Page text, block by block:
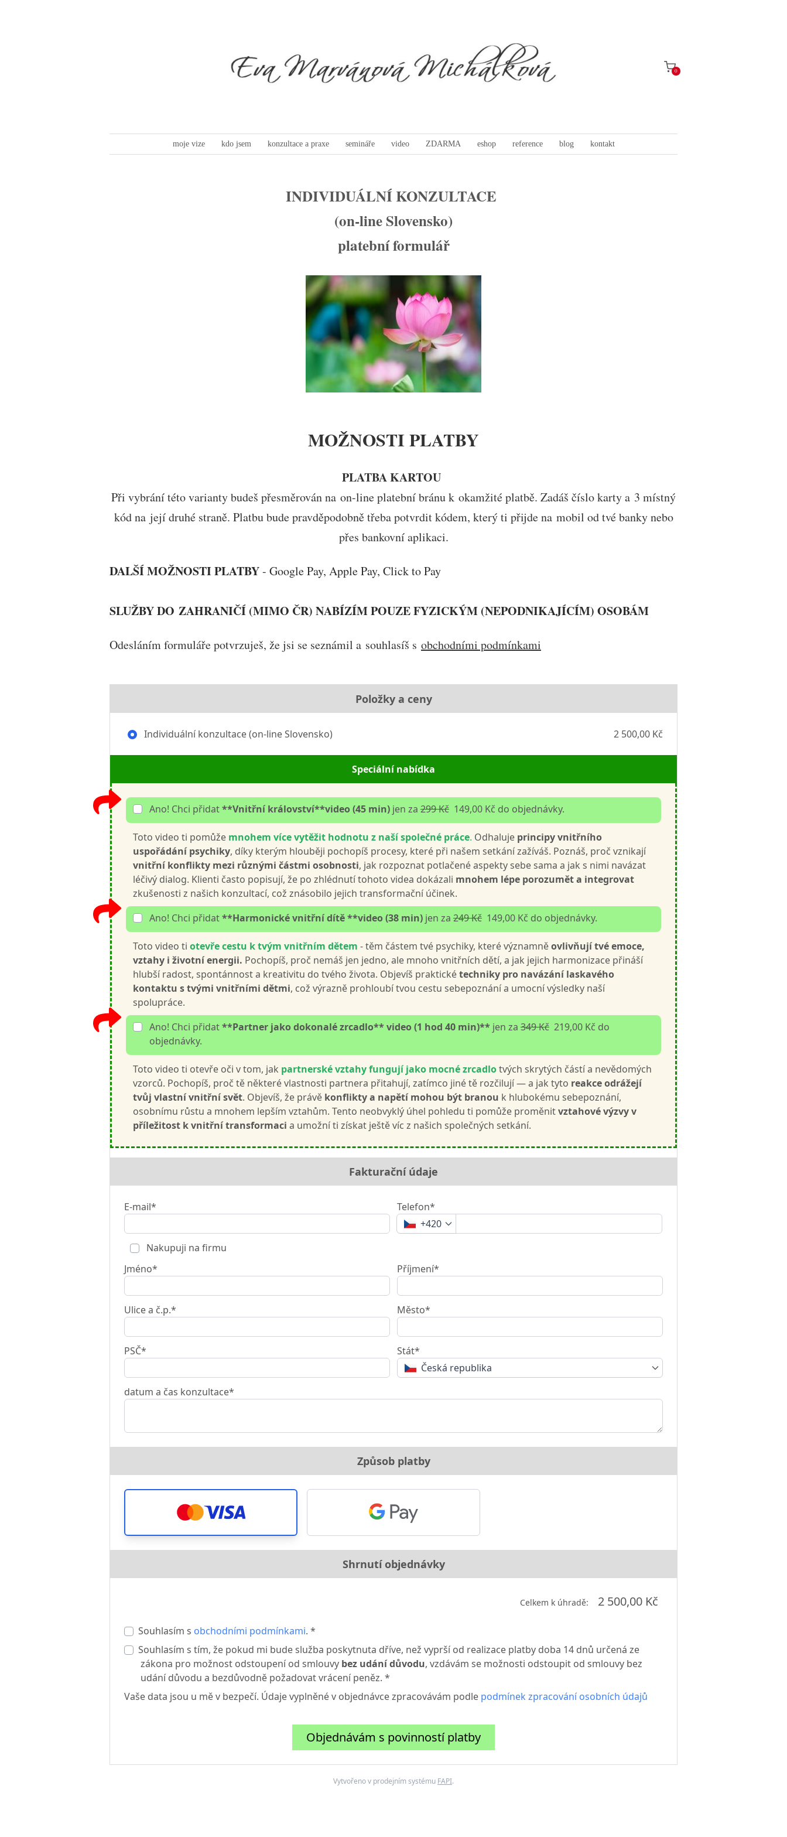
0
moje vize kdo jsem konzultace a praxe semináře video ZDARMA eshop reference blog kontakt
INDIVIDUÁLNÍ KONZULTACE
(on-line Slovensko)
platební formulář
MOŽNOSTI PLATBY
PLATBA KARTOU
Při vybrání této varianty budeš přesměrován na on-line platební bránu k okamžité platbě. Zadáš číslo karty a 3 místný
kód na její druhé straně. Platbu bude pravděpodobně třeba potvrdit kódem, který ti přijde na mobil od tvé banky nebo
přes bankovní aplikaci.
DALŠÍ MOŽNOSTI PLATBY- Google Pay, Apple Pay, Click to Pay
SLUŽBY DO ZAHRANIČÍ (MIMO ČR) NABÍZÍM POUZE FYZICKÝM (NEPODNIKAJÍCÍM) OSOBÁM
Odesláním formuláře potvrzuješ, že jsi se seznámil a souhlasíš s obchodními podmínkami
Položky a ceny
Individuální konzultace (on-line Slovensko) 2 500,00 Kč
Speciální nabídka
Ano! Chci přidat**Vnitřní království**video (45 min) jen za 299 Kč 149,00 Kč do objednávky.
Toto video ti pomůže mnohem více vytěžit hodnotu z naší společné práce. Odhaluje principy vnitřního
uspořádání psychiky, díky kterým hlouběji pochopíš procesy, které při našem setkání zažíváš. Poznáš, proč vznikají
vnitřní konflikty mezi různými částmi osobnosti, jak rozpoznat potlačené aspekty sebe sama a jak s nimi navázat
léčivý dialog. Klienti často popisují, že po zhlédnutí tohoto videa dokázali mnohem lépe porozumět a integrovat
zkušenosti z našich konzultací, což znásobilo jejich transformační účinek.
Ano! Chci přidat**Harmonické vnitřní dítě **video (38 min) jen za 249 Kč 149,00 Kč do objednávky.
Toto video ti otevře cestu k tvým vnitřním dětem - těm částem tvé psychiky, které významněovlivňují tvé emoce,
vztahy i životní energii. Pochopíš, proč nemáš jen jedno, ale mnoho vnitřních dětí, a jak jejich harmonizace přináší
hlubší radost, spontánnost a kreativitu do tvého života. Objevíš praktickétechniky pro navázání laskavého
kontaktu s tvými vnitřními dětmi, což výrazně prohloubí tvou cestu sebepoznání a umocní výsledky naší
spolupráce.
Ano! Chci přidat**Partner jako dokonalé zrcadlo** video (1 hod 40 min)** jen za 349 Kč 219,00 Kč do
objednávky.
Toto video ti otevře oči v tom, jak partnerské vztahy fungují jako mocné zrcadlotvých skrytých částí a nevědomých
vzorců. Pochopíš, proč tě některé vlastnosti partnera přitahují, zatímco jiné tě rozčilují — a jak tyto reakce odrážejí
tvůj vlastní vnitřní svět. Objevíš, že právě konflikty a napětí mohou být branou k hlubokému sebepoznání,
osobnímu růstu a mnohem lepším vztahům. Tento neobvyklý úhel pohledu ti pomůže proměnitvztahové výzvy v
příležitost k vnitřní transformaci a umožní ti získat ještě víc z našich společných setkání.
Fakturační údaje
E-mail*
Telefon*
+420
Nakupuji na firmu
Jméno*
Příjmení*
Ulice a č.p.* Město*
PSČ*
Stát*
Česká republika
datum a čas konzultace*
Způsob platby
Shrnutí objednávky
Celkem k úhradě: 2 500,00 Kč
Souhlasím s obchodními podmínkami. *
Souhlasím s tím, že pokud mi bude služba poskytnuta dříve, než vyprší od realizace platby doba 14 dnů určená ze
zákona pro možnost odstoupení od smlouvy bez udání důvodu, vzdávám se možnosti odstoupit od smlouvy bez
udání důvodu a bezdůvodně požadovat vrácení peněz. *
Vaše data jsou u mě v bezpečí. Údaje vyplněné v objednávce zpracovávám podle podmínek zpracování osobních údajů
Objednávám s povinností platby
Vytvořeno v prodejním systému FAPI.